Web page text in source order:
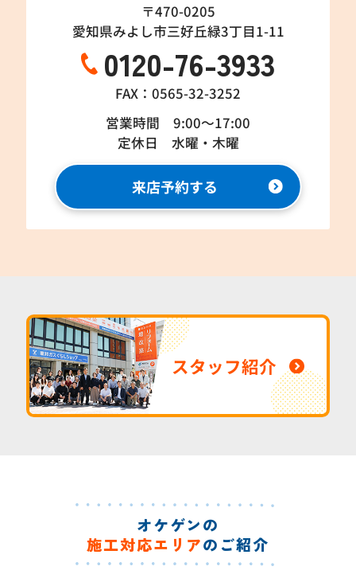
〒470-0205
愛知県みよし市三好丘緑3丁目1-11
0120-76-3933
FAX：0565-32-3252
営業時間 9:00～17:00
定休日 水曜・木曜
来店予約する
スタッフ紹介
オケゲンの
施工対応エリアのご紹介